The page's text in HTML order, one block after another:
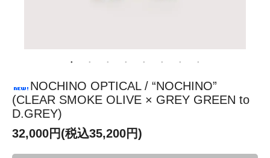
NOCHINO OPTICAL / “NOCHINO”
(CLEAR SMOKE OLIVE × GREY GREEN to
D.GREY)
32,000円(税込35,200円)